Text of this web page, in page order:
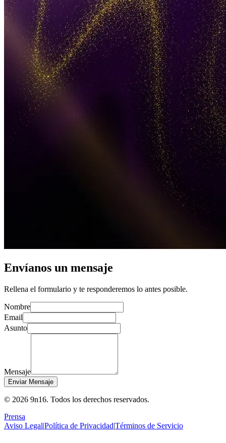
Envíanos un mensaje
Rellena el formulario y te responderemos lo antes posible.
Nombre
Email
Asunto
Mensaje
Enviar Mensaje
© 2026 9n16. Todos los derechos reservados.
Prensa
Aviso Legal|Política de Privacidad|Términos de Servicio